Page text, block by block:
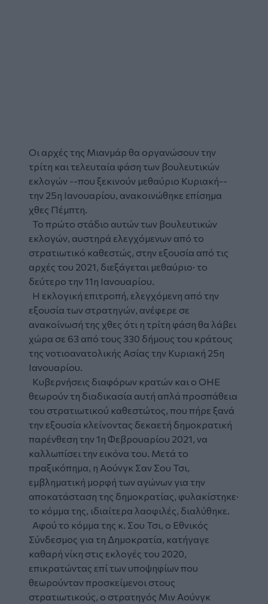
Οι αρχές της Μιανμάρ θα οργανώσουν την
τρίτη και τελευταία φάση των βουλευτικών
εκλογών --που ξεκινούν μεθαύριο Κυριακή--
την 25η Ιανουαρίου, ανακοινώθηκε επίσημα
χθες Πέμπτη.
Το πρώτο στάδιο αυτών των βουλευτικών
εκλογών, αυστηρά ελεγχόμενων από το
στρατιωτικό καθεστώς, στην εξουσία από τις
αρχές του 2021, διεξάγεται μεθαύριο· το
δεύτερο την 11η Ιανουαρίου.
Η εκλογική επιτροπή, ελεγχόμενη από την
εξουσία των στρατηγών, ανέφερε σε
ανακοίνωσή της χθες ότι η τρίτη φάση θα λάβει
χώρα σε 63 από τους 330 δήμους του κράτους
της νοτιοανατολικής Ασίας την Κυριακή 25η
Ιανουαρίου.
Κυβερνήσεις διαφόρων κρατών και ο ΟΗΕ
θεωρούν τη διαδικασία αυτή απλά προσπάθεια
του στρατιωτικού καθεστώτος, που πήρε ξανά
την εξουσία κλείνοντας δεκαετή δημοκρατική
παρένθεση την 1η Φεβρουαρίου 2021, να
καλλωπίσει την εικόνα του. Μετά το
πραξικόπημα, η Αούνγκ Σαν Σου Τσι,
εμβληματική μορφή των αγώνων για την
αποκατάσταση της δημοκρατίας, φυλακίστηκε·
το κόμμα της, ιδιαίτερα λαοφιλές, διαλύθηκε.
Αφού το κόμμα της κ. Σου Τσι, ο Εθνικός
Σύνδεσμος για τη Δημοκρατία, κατήγαγε
καθαρή νίκη στις εκλογές του 2020,
επικρατώντας επί των υποψηφίων που
θεωρούνταν προσκείμενοι στους
στρατιωτικούς, ο στρατηγός Μιν Αούνγκ